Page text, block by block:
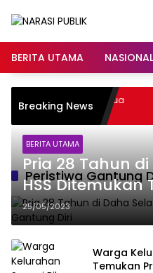
BERITA UTAMA
NASIONAL
Breaking News
Putih, Ketua
Wanita
TP
Peristiwa Gantung
BERITA UTAMA
Pria 28 Tahun
HSS Ditemukan
Diri
25/05/2023
Warga
Temukan